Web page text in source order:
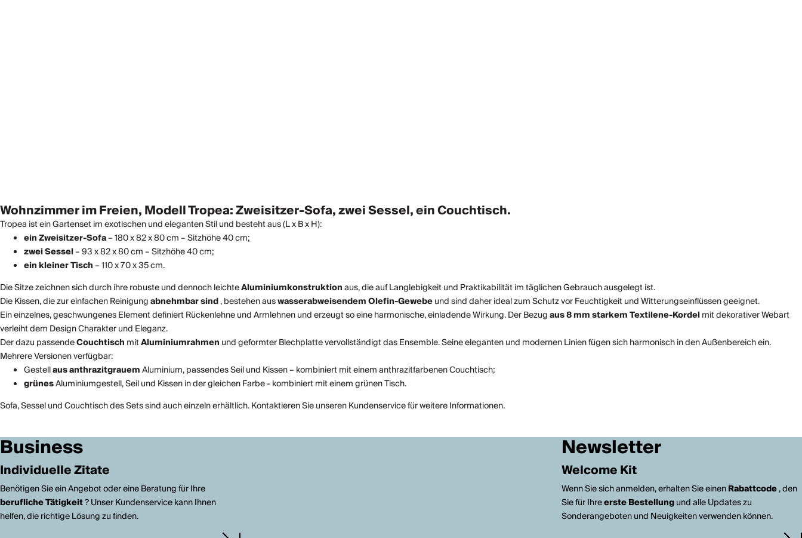
Wohnzimmer im Freien, Modell Tropea: Zweisitzer-Sofa, zwei Sessel, ein Couchtisch.
Tropea ist ein Gartenset im exotischen und eleganten Stil und besteht aus (L x B x H):
ein Zweisitzer-Sofa– 180 x 82 x 80 cm – Sitzhöhe 40 cm;
zwei Sessel– 93 x 82 x 80 cm – Sitzhöhe 40 cm;
ein kleiner Tisch– 110 x 70 x 35 cm.
Die Sitze zeichnen sich durch ihre robuste und dennoch leichteAluminiumkonstruktionaus, die auf Langlebigkeit und Praktikabilität im täglichen Gebrauch ausgelegt ist.
Die Kissen, die zur einfachen Reinigungabnehmbar sind, bestehen auswasserabweisendem Olefin-Gewebeund sind daher ideal zum Schutz vor Feuchtigkeit und Witterungseinflüssen geeignet.
Ein einzelnes, geschwungenes Element definiert Rückenlehne und Armlehnen und erzeugt so eine harmonische, einladende Wirkung. Der Bezugaus 8 mm starkem Textilene-Kordelmit dekorativer Webart
verleiht dem Design Charakter und Eleganz.
Der dazu passendeCouchtisch mitAluminiumrahmen und geformter Blechplatte vervollständigt das Ensemble. Seine eleganten und modernen Linien fügen sich harmonisch in den Außenbereich ein.
Mehrere Versionen verfügbar:
Gestellaus anthrazitgrauemAluminium, passendes Seil und Kissen – kombiniert mit einem anthrazitfarbenen Couchtisch;
grünesAluminiumgestell, Seil und Kissen in der gleichen Farbe - kombiniert mit einem grünen Tisch.
Sofa, Sessel und Couchtisch des Sets sind auch einzeln erhältlich. Kontaktieren Sie unseren Kundenservice für weitere Informationen.
Business
Individuelle Zitate
Benötigen Sie ein Angebot oder eine Beratung für Ihre
berufliche Tätigkeit? Unser Kundenservice kann Ihnen
helfen, die richtige Lösung zu finden.
Newsletter
Welcome Kit
Wenn Sie sich anmelden, erhalten Sie einenRabattcode, den
Sie für Ihreerste Bestellungund alle Updates zu
Sonderangeboten und Neuigkeiten verwenden können.